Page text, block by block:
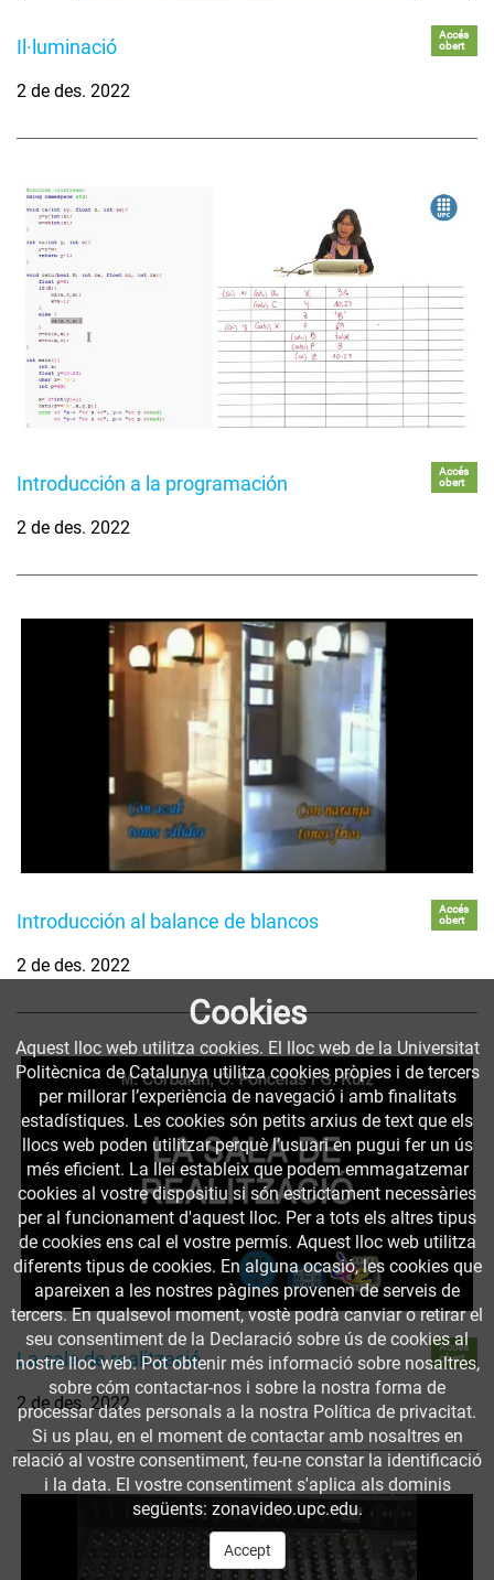
Il·luminació
Accés
obert
2 de des. 2022
Introducción a la programación
Accés
obert
2 de des. 2022
Introducción al balance de blancos
Accés
obert
2 de des. 2022
La sala de realització
Accés
obert
2 de des. 2022
Cookies
Aquest lloc web utilitza cookies. El lloc web de la Universitat
Politècnica de Catalunya utilitza cookies pròpies i de tercers
per millorar l’experiència de navegació i amb finalitats
estadístiques. Les cookies són petits arxius de text que els
llocs web poden utilitzar perquè l’usuari en pugui fer un ús
més eficient. La llei estableix que podem emmagatzemar
cookies al vostre dispositiu si són estrictament necessàries
per al funcionament d'aquest lloc. Per a tots els altres tipus
de cookies ens cal el vostre permís. Aquest lloc web utilitza
diferents tipus de cookies. En alguna ocasió, les cookies que
apareixen a les nostres pàgines provenen de serveis de
tercers. En qualsevol moment, vostè podrà canviar o retirar el
seu consentiment de la Declaració sobre ús de cookies al
nostre lloc web. Pot obtenir més informació sobre nosaltres,
sobre cóm contactar-nos i sobre la nostra forma de
processar dates personals a la nostra Política de privacitat.
Si us plau, en el moment de contactar amb nosaltres en
relació al vostre consentiment, feu-ne constar la identificació
i la data. El vostre consentiment s'aplica als dominis
següents: zonavideo.upc.edu.
Accept